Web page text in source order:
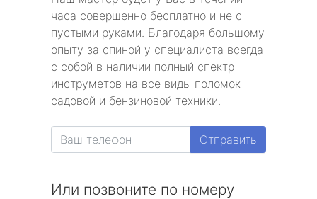
часа совершенно бесплатно и не с
пустыми руками. Благодаря большому
опыту за спиной у специалиста всегда
с собой в наличии полный спектр
инструметов на все виды поломок
садовой и бензиновой техники.
Отправить
Или позвоните по номеру